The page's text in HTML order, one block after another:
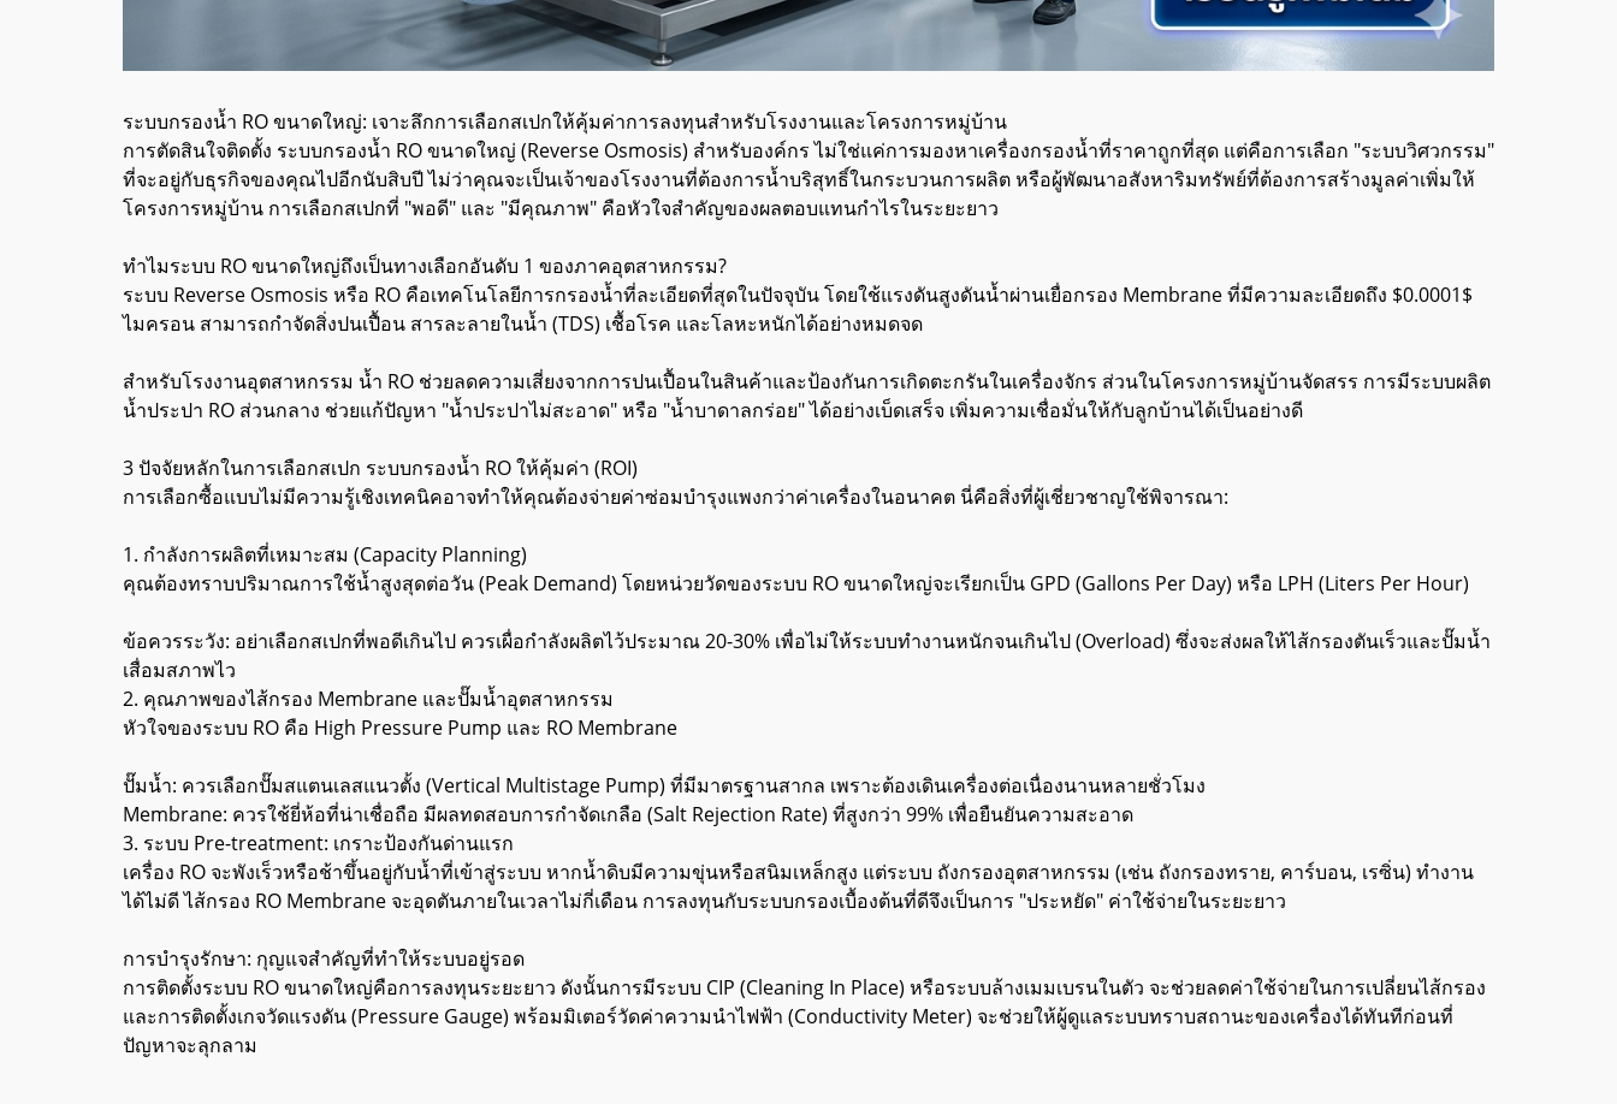
ระบบกรองน้ำ RO ขนาดใหญ่: เจาะลึกการเลือกสเปกให้คุ้มค่าการลงทุนสำหรับโรงงานและโครงการหมู่บ้าน
การตัดสินใจติดตั้ง ระบบกรองน้ำ RO ขนาดใหญ่ (Reverse Osmosis) สำหรับองค์กร ไม่ใช่แค่การมองหาเครื่องกรองน้ำที่ราคาถูกที่สุด แต่คือการเลือก "ระบบวิศวกรรม"
ที่จะอยู่กับธุรกิจของคุณไปอีกนับสิบปี ไม่ว่าคุณจะเป็นเจ้าของโรงงานที่ต้องการน้ำบริสุทธิ์ในกระบวนการผลิต หรือผู้พัฒนาอสังหาริมทรัพย์ที่ต้องการสร้างมูลค่าเพิ่มให้
โครงการหมู่บ้าน การเลือกสเปกที่ "พอดี" และ "มีคุณภาพ" คือหัวใจสำคัญของผลตอบแทนกำไรในระยะยาว
ทำไมระบบ RO ขนาดใหญ่ถึงเป็นทางเลือกอันดับ 1 ของภาคอุตสาหกรรม?
ระบบ Reverse Osmosis หรือ RO คือเทคโนโลยีการกรองน้ำที่ละเอียดที่สุดในปัจจุบัน โดยใช้แรงดันสูงดันน้ำผ่านเยื่อกรอง Membrane ที่มีความละเอียดถึง $0.0001$
ไมครอน สามารถกำจัดสิ่งปนเปื้อน สารละลายในน้ำ (TDS) เชื้อโรค และโลหะหนักได้อย่างหมดจด
สำหรับโรงงานอุตสาหกรรม น้ำ RO ช่วยลดความเสี่ยงจากการปนเปื้อนในสินค้าและป้องกันการเกิดตะกรันในเครื่องจักร ส่วนในโครงการหมู่บ้านจัดสรร การมีระบบผลิต
น้ำประปา RO ส่วนกลาง ช่วยแก้ปัญหา "น้ำประปาไม่สะอาด" หรือ "น้ำบาดาลกร่อย" ได้อย่างเบ็ดเสร็จ เพิ่มความเชื่อมั่นให้กับลูกบ้านได้เป็นอย่างดี
3 ปัจจัยหลักในการเลือกสเปก ระบบกรองน้ำ RO ให้คุ้มค่า (ROI)
การเลือกซื้อแบบไม่มีความรู้เชิงเทคนิคอาจทำให้คุณต้องจ่ายค่าซ่อมบำรุงแพงกว่าค่าเครื่องในอนาคต นี่คือสิ่งที่ผู้เชี่ยวชาญใช้พิจารณา:
1. กำลังการผลิตที่เหมาะสม (Capacity Planning)
คุณต้องทราบปริมาณการใช้น้ำสูงสุดต่อวัน (Peak Demand) โดยหน่วยวัดของระบบ RO ขนาดใหญ่จะเรียกเป็น GPD (Gallons Per Day) หรือ LPH (Liters Per Hour)
ข้อควรระวัง: อย่าเลือกสเปกที่พอดีเกินไป ควรเผื่อกำลังผลิตไว้ประมาณ 20-30% เพื่อไม่ให้ระบบทำงานหนักจนเกินไป (Overload) ซึ่งจะส่งผลให้ไส้กรองตันเร็วและปั๊มน้ำ
เสื่อมสภาพไว
2. คุณภาพของไส้กรอง Membrane และปั๊มน้ำอุตสาหกรรม
หัวใจของระบบ RO คือ High Pressure Pump และ RO Membrane
ปั๊มน้ำ: ควรเลือกปั๊มสแตนเลสแนวตั้ง (Vertical Multistage Pump) ที่มีมาตรฐานสากล เพราะต้องเดินเครื่องต่อเนื่องนานหลายชั่วโมง
Membrane: ควรใช้ยี่ห้อที่น่าเชื่อถือ มีผลทดสอบการกำจัดเกลือ (Salt Rejection Rate) ที่สูงกว่า 99% เพื่อยืนยันความสะอาด
3. ระบบ Pre-treatment: เกราะป้องกันด่านแรก
เครื่อง RO จะพังเร็วหรือช้าขึ้นอยู่กับน้ำที่เข้าสู่ระบบ หากน้ำดิบมีความขุ่นหรือสนิมเหล็กสูง แต่ระบบ ถังกรองอุตสาหกรรม (เช่น ถังกรองทราย, คาร์บอน, เรซิ่น) ทำงาน
ได้ไม่ดี ไส้กรอง RO Membrane จะอุดตันภายในเวลาไม่กี่เดือน การลงทุนกับระบบกรองเบื้องต้นที่ดีจึงเป็นการ "ประหยัด" ค่าใช้จ่ายในระยะยาว
การบำรุงรักษา: กุญแจสำคัญที่ทำให้ระบบอยู่รอด
การติดตั้งระบบ RO ขนาดใหญ่คือการลงทุนระยะยาว ดังนั้นการมีระบบ CIP (Cleaning In Place) หรือระบบล้างเมมเบรนในตัว จะช่วยลดค่าใช้จ่ายในการเปลี่ยนไส้กรอง
และการติดตั้งเกจวัดแรงดัน (Pressure Gauge) พร้อมมิเตอร์วัดค่าความนำไฟฟ้า (Conductivity Meter) จะช่วยให้ผู้ดูแลระบบทราบสถานะของเครื่องได้ทันทีก่อนที่
ปัญหาจะลุกลาม